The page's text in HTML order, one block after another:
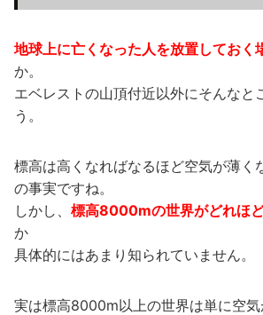
地球上に亡くなった人を放置しておく
か。
エベレストの山頂付近以外にそんなと
う。
標高は高くなればなるほど空気が薄く
の事実ですね。
しかし、 標高8000mの世界がどれほ
か
具体的にはあまり知られていません。
実は標高8000m以上の世界は単に空